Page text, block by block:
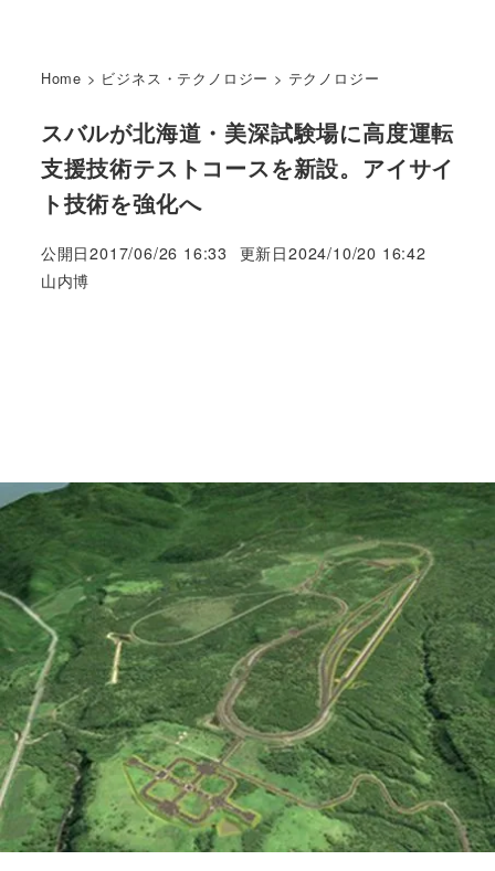
Home > ビジネス・テクノロジー > テクノロジー
スバルが北海道・美深試験場に高度運転
支援技術テストコースを新設。アイサイ
ト技術を強化へ
公開日2017/06/26 16:33 更新日2024/10/20 16:42
著
山内博